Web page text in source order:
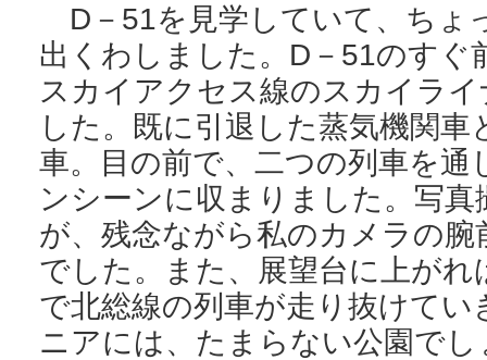
D－51を見学していて、ちょ
出くわしました。D－51のすぐ
スカイアクセス線のスカイラ
した。既に引退した蒸気機関
車。目の前で、二つの列車を通
ンシーンに収まりました。写
が、残念ながら私のカメラの
でした。また、展望台に上が
で北総線の列車が走り抜けてい
ニアには、たまらない公園でし